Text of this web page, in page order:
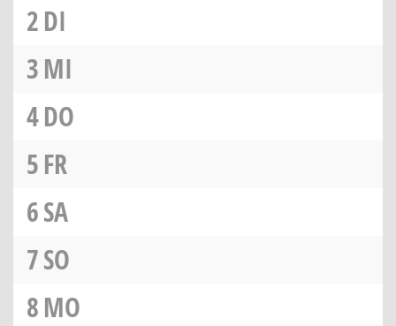
2DI
3MI
4DO
5FR
6SA
7SO
8MO